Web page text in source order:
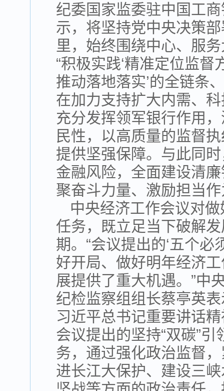
纪委国家监委驻中国工
示，将坚持党中央决策
里，始终围绕中心、服
“积极实践‘精准定位监
推动落地落实’的全链条
在加力支持扩大内需、
充分发挥领军银行作用
民性，以高质量的监督
提供坚强保障。与此同
金融风险，全面建设清
聚奋斗力量、激励担当作
中央经济工作会议对
任务，既立足当下破解
期。“会议提出的‘五个必
好开局、做好明年经济
展提供了重大机遇。”中
纪检监察组组长蔡亭英
习近平总书记重要讲话
会议提出的坚持“双碳”
务，通过强化政治监督
进长江大保护、建设三